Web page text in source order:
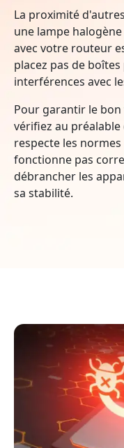
La proximité
une lampe
avec votre routeur
placez pas de
interférences avec
Pour garantir le
vérifiez au
respecte les
fonctionne pas
débrancher les
sa stabilité.